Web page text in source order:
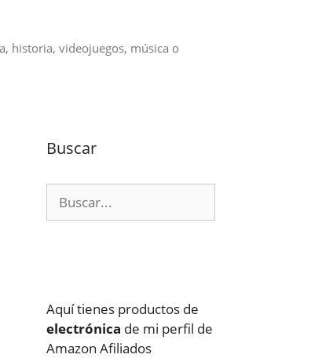
historia, videojuegos, música o
Buscar
Aquí tienes productos de
electrónica de mi perfil de
Amazon Afiliados